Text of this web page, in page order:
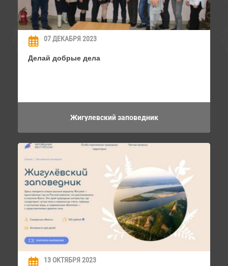
07 ДЕКАБРЯ 2023
Делай добрые дела
Жигулевский заповедник
13 ОКТЯБРЯ 2023